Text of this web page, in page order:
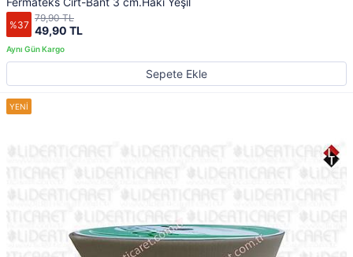
%37 49,90 TL
79,90 TL
Sepete Ekle